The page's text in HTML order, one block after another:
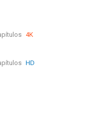
4K
HD